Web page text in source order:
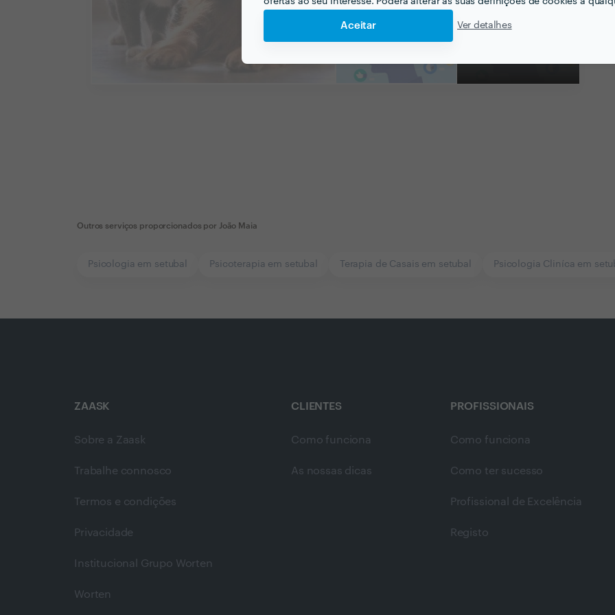
Aceitar Ver detalhes
Outros serviços proporcionados por João Maia
Psicologia em setubal Psicoterapia em setubal Terapia de Casais em setubal Psicologia Cliníca em
ZAASK
Sobre a Zaask
Trabalhe connosco
Termos e condições
Privacidade
Institucional Grupo Worten
Worten
CLIENTES
Como funciona
As nossas dicas
PROFISSIONAIS
Como funciona
Como ter sucesso
Profissional de Excelência
Registo